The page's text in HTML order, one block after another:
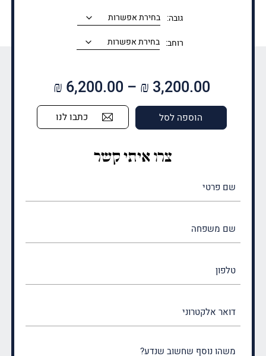
גובה:
רוחב:
₪ 3,200.00
–
₪ 6,200.00
מחירים:
הוספה לסל כתבו לנו
צרו איתי קשר
(חובה)
(חובה)